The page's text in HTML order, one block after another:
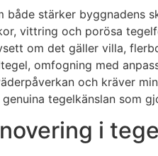
stärker byggnadens
vittring och porösa
om det gäller villa,
omfogning med
och kräver
tegelkänslan som
i